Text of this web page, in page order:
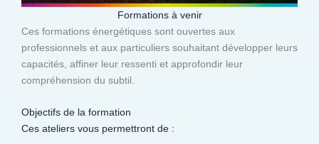
Formations à venir
Ces formations énergétiques sont ouvertes aux
professionnels et aux particuliers souhaitant développer leurs
capacités, affiner leur ressenti et approfondir leur
compréhension du subtil.​
Objectifs de la formation
Ces ateliers vous permettront de :